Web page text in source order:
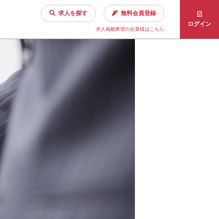
求人を探す 無料会員登録
求人掲載希望の企業様はこちら
ログイン